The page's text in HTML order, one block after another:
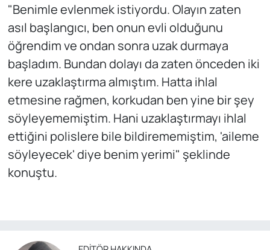
"Benimle evlenmek istiyordu. Olayın zaten
asıl başlangıcı, ben onun evli olduğunu
öğrendim ve ondan sonra uzak durmaya
başladım. Bundan dolayı da zaten önceden iki
kere uzaklaştırma almıştım. Hatta ihlal
etmesine rağmen, korkudan ben yine bir şey
söyleyememiştim. Hani uzaklaştırmayı ihlal
ettiğini polislere bile bildirememiştim, 'aileme
söyleyecek' diye benim yerimi" şeklinde
konuştu.